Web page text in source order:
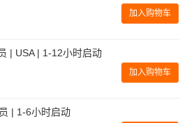
加入购物车
| USA | 1-12小时启动
加入购物车
| 1-6小时启动